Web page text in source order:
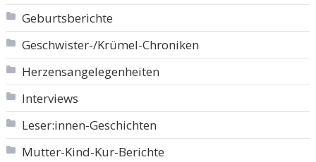
Geburtsberichte
Geschwister-/Krümel-Chroniken
Herzensangelegenheiten
Interviews
Leser:innen-Geschichten
Mutter-Kind-Kur-Berichte